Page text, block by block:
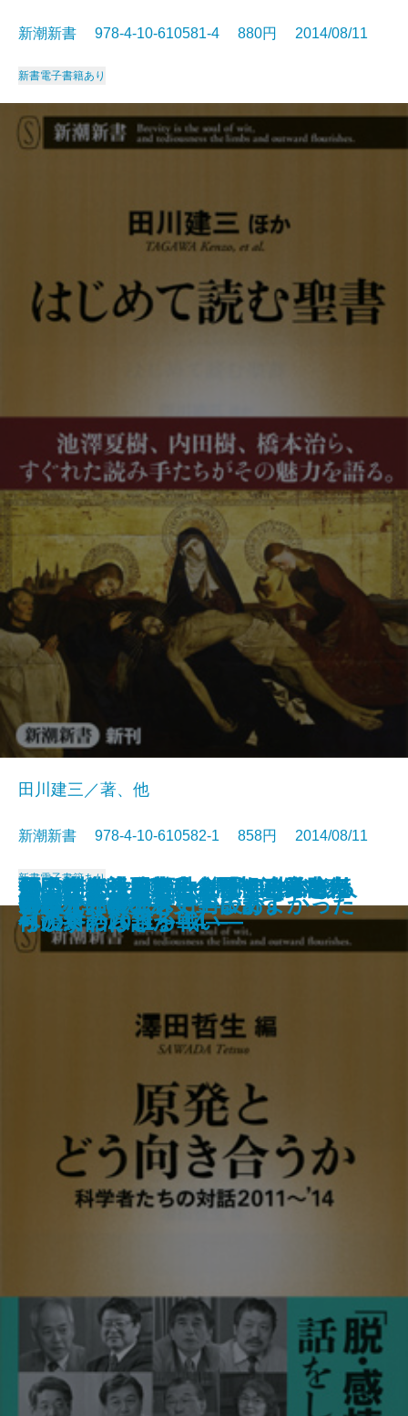
西田幾多郎―無私の思想と日本人
―
営業部はバカなのか
会話のきっかけ
見えない世界戦争―「サイバー
戦」最新報告―
すごいインド―なぜグローバル人
材が輩出するのか―
なぜ時代劇は滅びるのか
死ぬな―生きていれば何とかなる
―
心の病が職場を潰す
日本の風俗嬢
新潮新書 978-4-10-610581-4 880円 2014/08/11
新書電子書籍あり
はじめて読む聖書
田川建三／著、他
新潮新書 978-4-10-610582-1 858円 2014/08/11
新書電子書籍あり
原発とどう向き合うか―科学者た
ちの対話2011～'14―
60歳からの生き方再設計
余計な一言
知の訓練―日本にとって政治とは
何か―
凶悪犯罪者こそ更生します
領土喪失の悪夢―尖閣・沖縄を売
り渡すのは誰か―
1949年の大東亜共栄圏―自主防衛
への終わらざる戦い―
ルポ 介護独身
「自分」の壁
日本人に生まれて、まあよかった